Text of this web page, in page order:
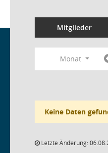
Mitglieder
Monat
Keine Daten
Letzte Änderung: